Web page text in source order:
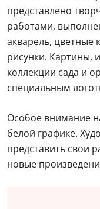
представлено
работами,
акварель,
рисунки. Картины,
коллекции сада и
специальным
Особое внимание
белой графике.
представить свои
новые